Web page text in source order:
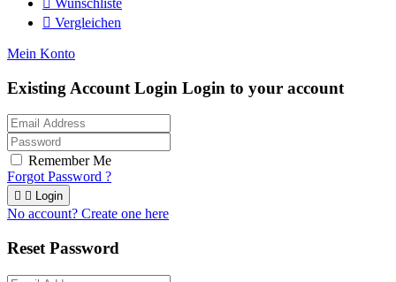
 Wunschliste
 Vergleichen
Mein Konto
Existing Account Login Login to your account
Remember Me
Forgot Password ?
  Login
No account? Create one here
Reset Password